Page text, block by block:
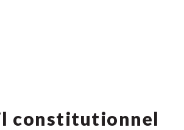
constitutionnel